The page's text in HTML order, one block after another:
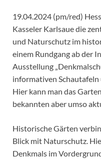
19.04.2024 (pm/red)
Kasseler Karlsaue die
und Naturschutz im
einem Rundgang ab der
Ausstellung
informativen Schautafeln
Hier kann man das
bekannten aber umso
Historische Gärten
Blick mit Naturschutz.
Denkmals im